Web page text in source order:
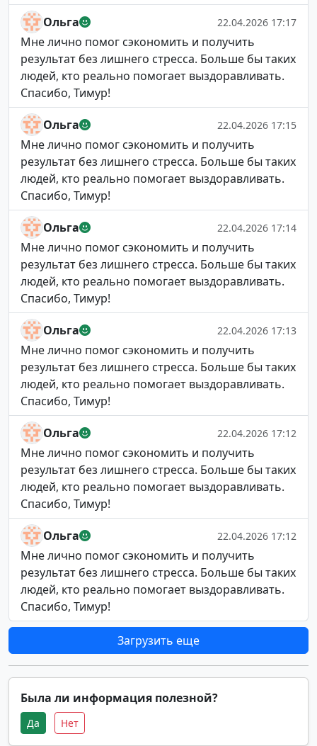
Ольга 22.04.2026 17:17
Мне лично помог сэкономить и получить
результат без лишнего стресса. Больше бы таких
людей, кто реально помогает выздоравливать.
Спасибо, Тимур!
Ольга 22.04.2026 17:15
Мне лично помог сэкономить и получить
результат без лишнего стресса. Больше бы таких
людей, кто реально помогает выздоравливать.
Спасибо, Тимур!
Ольга 22.04.2026 17:14
Мне лично помог сэкономить и получить
результат без лишнего стресса. Больше бы таких
людей, кто реально помогает выздоравливать.
Спасибо, Тимур!
Ольга 22.04.2026 17:13
Мне лично помог сэкономить и получить
результат без лишнего стресса. Больше бы таких
людей, кто реально помогает выздоравливать.
Спасибо, Тимур!
Ольга 22.04.2026 17:12
Мне лично помог сэкономить и получить
результат без лишнего стресса. Больше бы таких
людей, кто реально помогает выздоравливать.
Спасибо, Тимур!
Ольга 22.04.2026 17:12
Мне лично помог сэкономить и получить
результат без лишнего стресса. Больше бы таких
людей, кто реально помогает выздоравливать.
Спасибо, Тимур!
Загрузить еще
Была ли информация полезной?
Да Нет